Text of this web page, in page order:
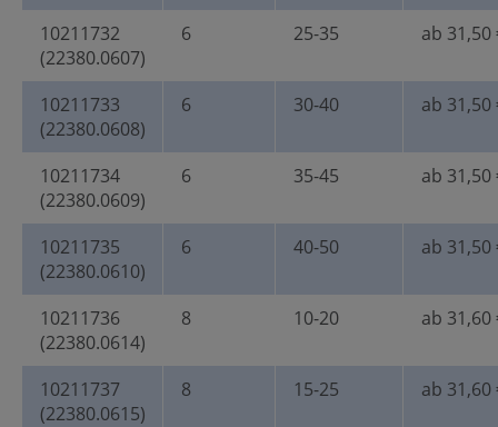
10211732
(22380.0607)
6 25-35 ab 31,50
10211733
(22380.0608)
6 30-40 ab 31,50
10211734
(22380.0609)
6 35-45 ab 31,50
10211735
(22380.0610)
6 40-50 ab 31,50
10211736
(22380.0614)
8 10-20 ab 31,60
10211737
(22380.0615)
8 15-25 ab 31,60